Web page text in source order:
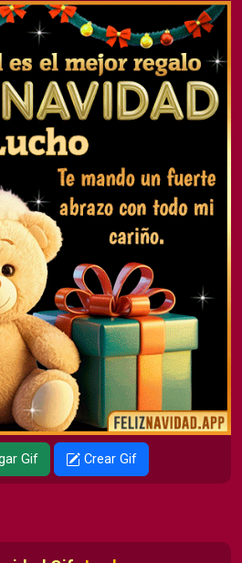
Gif Crear Gif